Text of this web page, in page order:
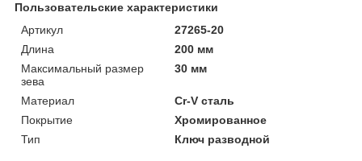
Пользовательские характеристики
Артикул
27265-20
Длина
200 мм
Максимальный размер
зева
30 мм
Материал
Cr-V сталь
Покрытие
Хромированное
Тип
Ключ разводной